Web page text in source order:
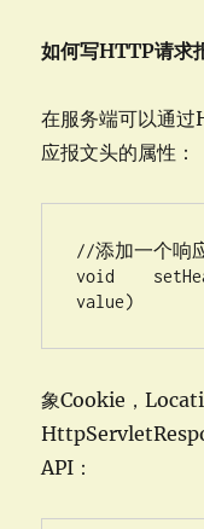
如何写HTTP请求
在服务端可以通
应报文头的属性：
//添加一个响
void
value)
象Cookie，
API：